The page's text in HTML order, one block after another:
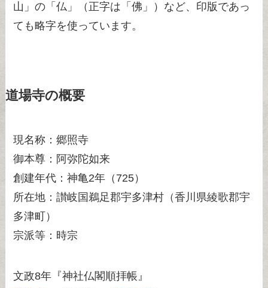
山」の「仏」（正字は「佛」）など、印版であっ
ても略字を使っています。
道場寺の概要
現名称：郷照寺
御本尊：阿弥陀如来
創建年代：神亀2年（725）
所在地：讃岐国鵜足郡宇多津村（香川県綾歌郡宇
多津町）
宗派等：時宗
文政8年『神社仏閣順拝帳』